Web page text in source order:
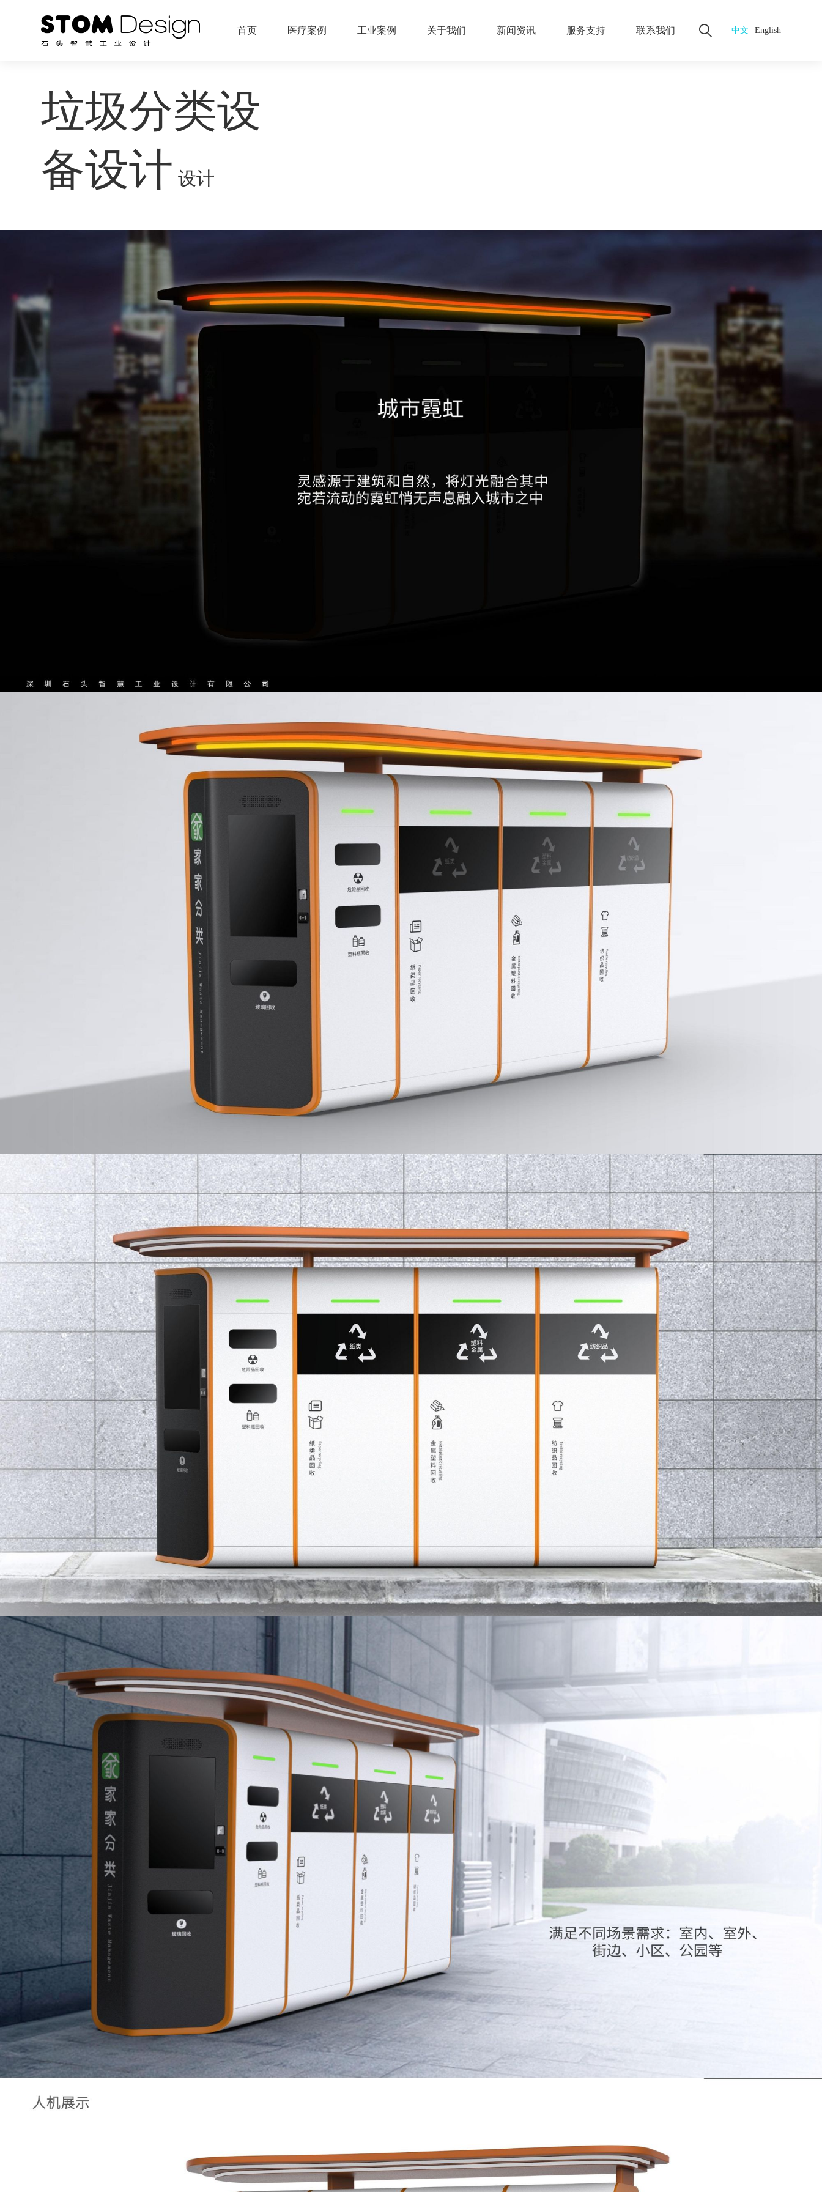
首页 医疗案例 工业案例 关于我们 新闻资讯 服务支持 联系我们 中文 English
垃圾分类设
备设计 设计